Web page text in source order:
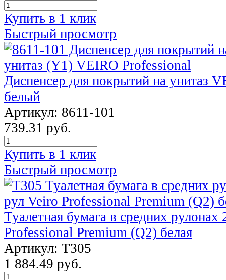
Купить в 1 клик
Быстрый просмотр
Диспенсер для покрытий на унитаз
белый
Артикул: 8611-101
739.31 руб.
Купить в 1 клик
Быстрый просмотр
Туалетная бумага в средних
Professional Premium (Q2) белая
Артикул: T305
1 884.49 руб.